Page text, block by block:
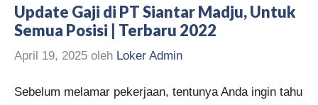
Update Gaji di PT Siantar Madju, Untuk
Semua Posisi | Terbaru 2022
April 19, 2025 oleh Loker Admin
Sebelum melamar pekerjaan, tentunya Anda ingin tahu